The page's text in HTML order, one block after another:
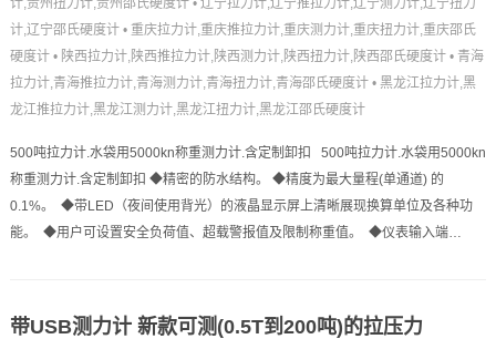
计,辽宁邵氏硬度计• 重庆拉力计,重庆推拉力计,重庆测力计,重庆扭力计,重庆邵氏
硬度计• 陕西拉力计,陕西推拉力计,陕西测力计,陕西扭力计,陕西邵氏硬度计• 青海
拉力计,青海推拉力计,青海测力计,青海扭力计,青海邵氏硬度计• 黑龙江拉力计,黑
龙江推拉力计,黑龙江测力计,黑龙江扭力计,黑龙江邵氏硬度计
500吨拉力计.水袋用5000kn称重测力计.含定制卸扣 500吨拉力计.水袋用5000kn
称重测力计.含定制卸扣 ◆精密的防水结构。 ◆精度为最大量程(单通道) 的
0.1%。 ◆带LED（夜间使用背光）的液晶显示屏上清晰展现换算单位及各种功
能。 ◆用户可设置安全负荷值、超载警报值及限制称重值。 ◆仪表输入端…
带USB测力计 新款可测(0.5T到200吨)的拉压力